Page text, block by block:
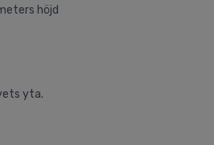
höjd
yta.